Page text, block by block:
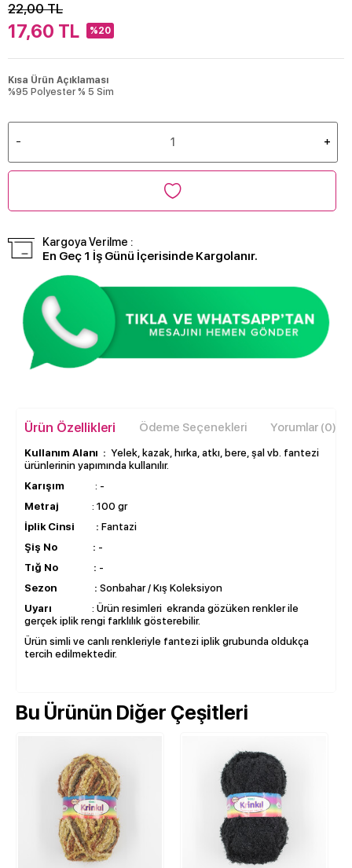
22,00TL
17,60 TL %20
Kısa Ürün Açıklaması
%95 Polyester % 5 Sim
Kargoya Verilme :
En Geç 1 İş Günü İçerisinde Kargolanır.
Ürün Özellikleri Ödeme Seçenekleri Yorumlar (0)
Kullanım Alanı : Yelek, kazak, hırka, atkı, bere, şal vb. fantezi
ürünlerinin yapımında kullanılır.
Karışım
: -
Metraj : 100 gr
İplik Cinsi : Fantazi
Şiş No : -
Tığ No : -
Sezon : Sonbahar / Kış Koleksiyon
Uyarı : Ürün resimleri ekranda gözüken renkler ile
gerçek iplik rengi farklılık gösterebilir.
Ürün simli ve canlı renkleriyle fantezi iplik grubunda oldukça
tercih edilmektedir.
Bu Ürünün Diğer Çeşitleri